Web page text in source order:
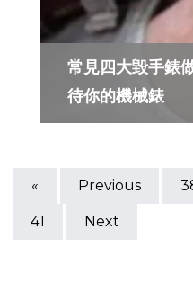
常見四大毀手錶
待你的機械錶
« Previous
41 Next